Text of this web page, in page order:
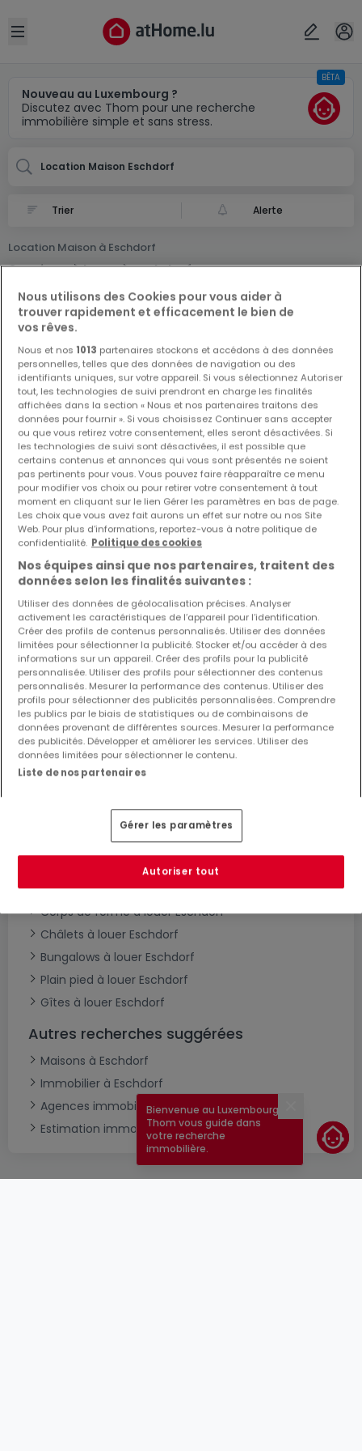
Open sidebar
Nouveau au Luxembourg ?
Discutez avec Thom pour une recherche
immobilière simple et sans stress.
BÊTA
Location Maison Eschdorf
Alerte
Location Maison à Eschdorf
0 Maison à louer à Eschdorf
Les nouvelles annonces et baisses de prix en
avant première !
Activez une alerte sur cette recherche pour recevoir les
nouveaux biens ainsi que les changements de prix dans
votre boite email !
Créez une alerte
Modifiez vos critères de recherche pour plus
de résultats
Type de maisons en location à Eschdorf
Maisons à louer Eschdorf
Maisons individuelles à louer Eschdorf
Maisons mitoyennes à louer Eschdorf
Villas à louer Eschdorf
Maisons de maître à louer Eschdorf
Châteaux à louer Eschdorf
Fermes à louer Eschdorf
Corps de ferme à louer Eschdorf
Châlets à louer Eschdorf
Bungalows à louer Eschdorf
Plain pied à louer Eschdorf
Gîtes à louer Eschdorf
Autres recherches suggérées
Maisons à Eschdorf
Immobilier à Eschdorf
Agences immobilières à Eschdorf
Estimation immobilière
Localité(s)
Annuler OK
Bienvenue au Luxembourg !
Thom vous guide dans
votre recherche
immobilière.
Nous utilisons des Cookies pour vous aider à
trouver rapidement et efficacement le bien de
vos rêves.
Nous et nos 1013 partenaires stockons et accédons à des données
personnelles, telles que des données de navigation ou des
identifiants uniques, sur votre appareil. Si vous sélectionnez Autoriser
tout, les technologies de suivi prendront en charge les finalités
affichées dans la section « Nous et nos partenaires traitons des
données pour fournir ». Si vous choisissez Continuer sans accepter
ou que vous retirez votre consentement, elles seront désactivées. Si
les technologies de suivi sont désactivées, il est possible que
certains contenus et annonces qui vous sont présentés ne soient
pas pertinents pour vous. Vous pouvez faire réapparaître ce menu
pour modifier vos choix ou pour retirer votre consentement à tout
moment en cliquant sur le lien Gérer les paramètres en bas de page.
Les choix que vous avez fait aurons un effet sur notre ou nos Site
Web. Pour plus d’informations, reportez-vous à notre politique de
confidentialité. Politique des cookies
Nos équipes ainsi que nos partenaires, traitent des
données selon les finalités suivantes :
Utiliser des données de géolocalisation précises. Analyser
activement les caractéristiques de l’appareil pour l’identification.
Créer des profils de contenus personnalisés. Utiliser des données
limitées pour sélectionner la publicité. Stocker et/ou accéder à des
informations sur un appareil. Créer des profils pour la publicité
personnalisée. Utiliser des profils pour sélectionner des contenus
personnalisés. Mesurer la performance des contenus. Utiliser des
profils pour sélectionner des publicités personnalisées. Comprendre
les publics par le biais de statistiques ou de combinaisons de
données provenant de différentes sources. Mesurer la performance
des publicités. Développer et améliorer les services. Utiliser des
données limitées pour sélectionner le contenu.
Liste de nos partenaires
Gérer les paramètres
Autoriser tout